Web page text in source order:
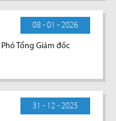
08 - 01 - 2026
Tổng Giám đốc
31 - 12 - 2025